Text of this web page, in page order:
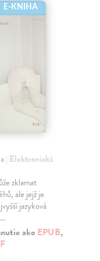
E-KNIHA
| Elektronická
zklamat
ale jejž je
jazyková
ako EPUB,